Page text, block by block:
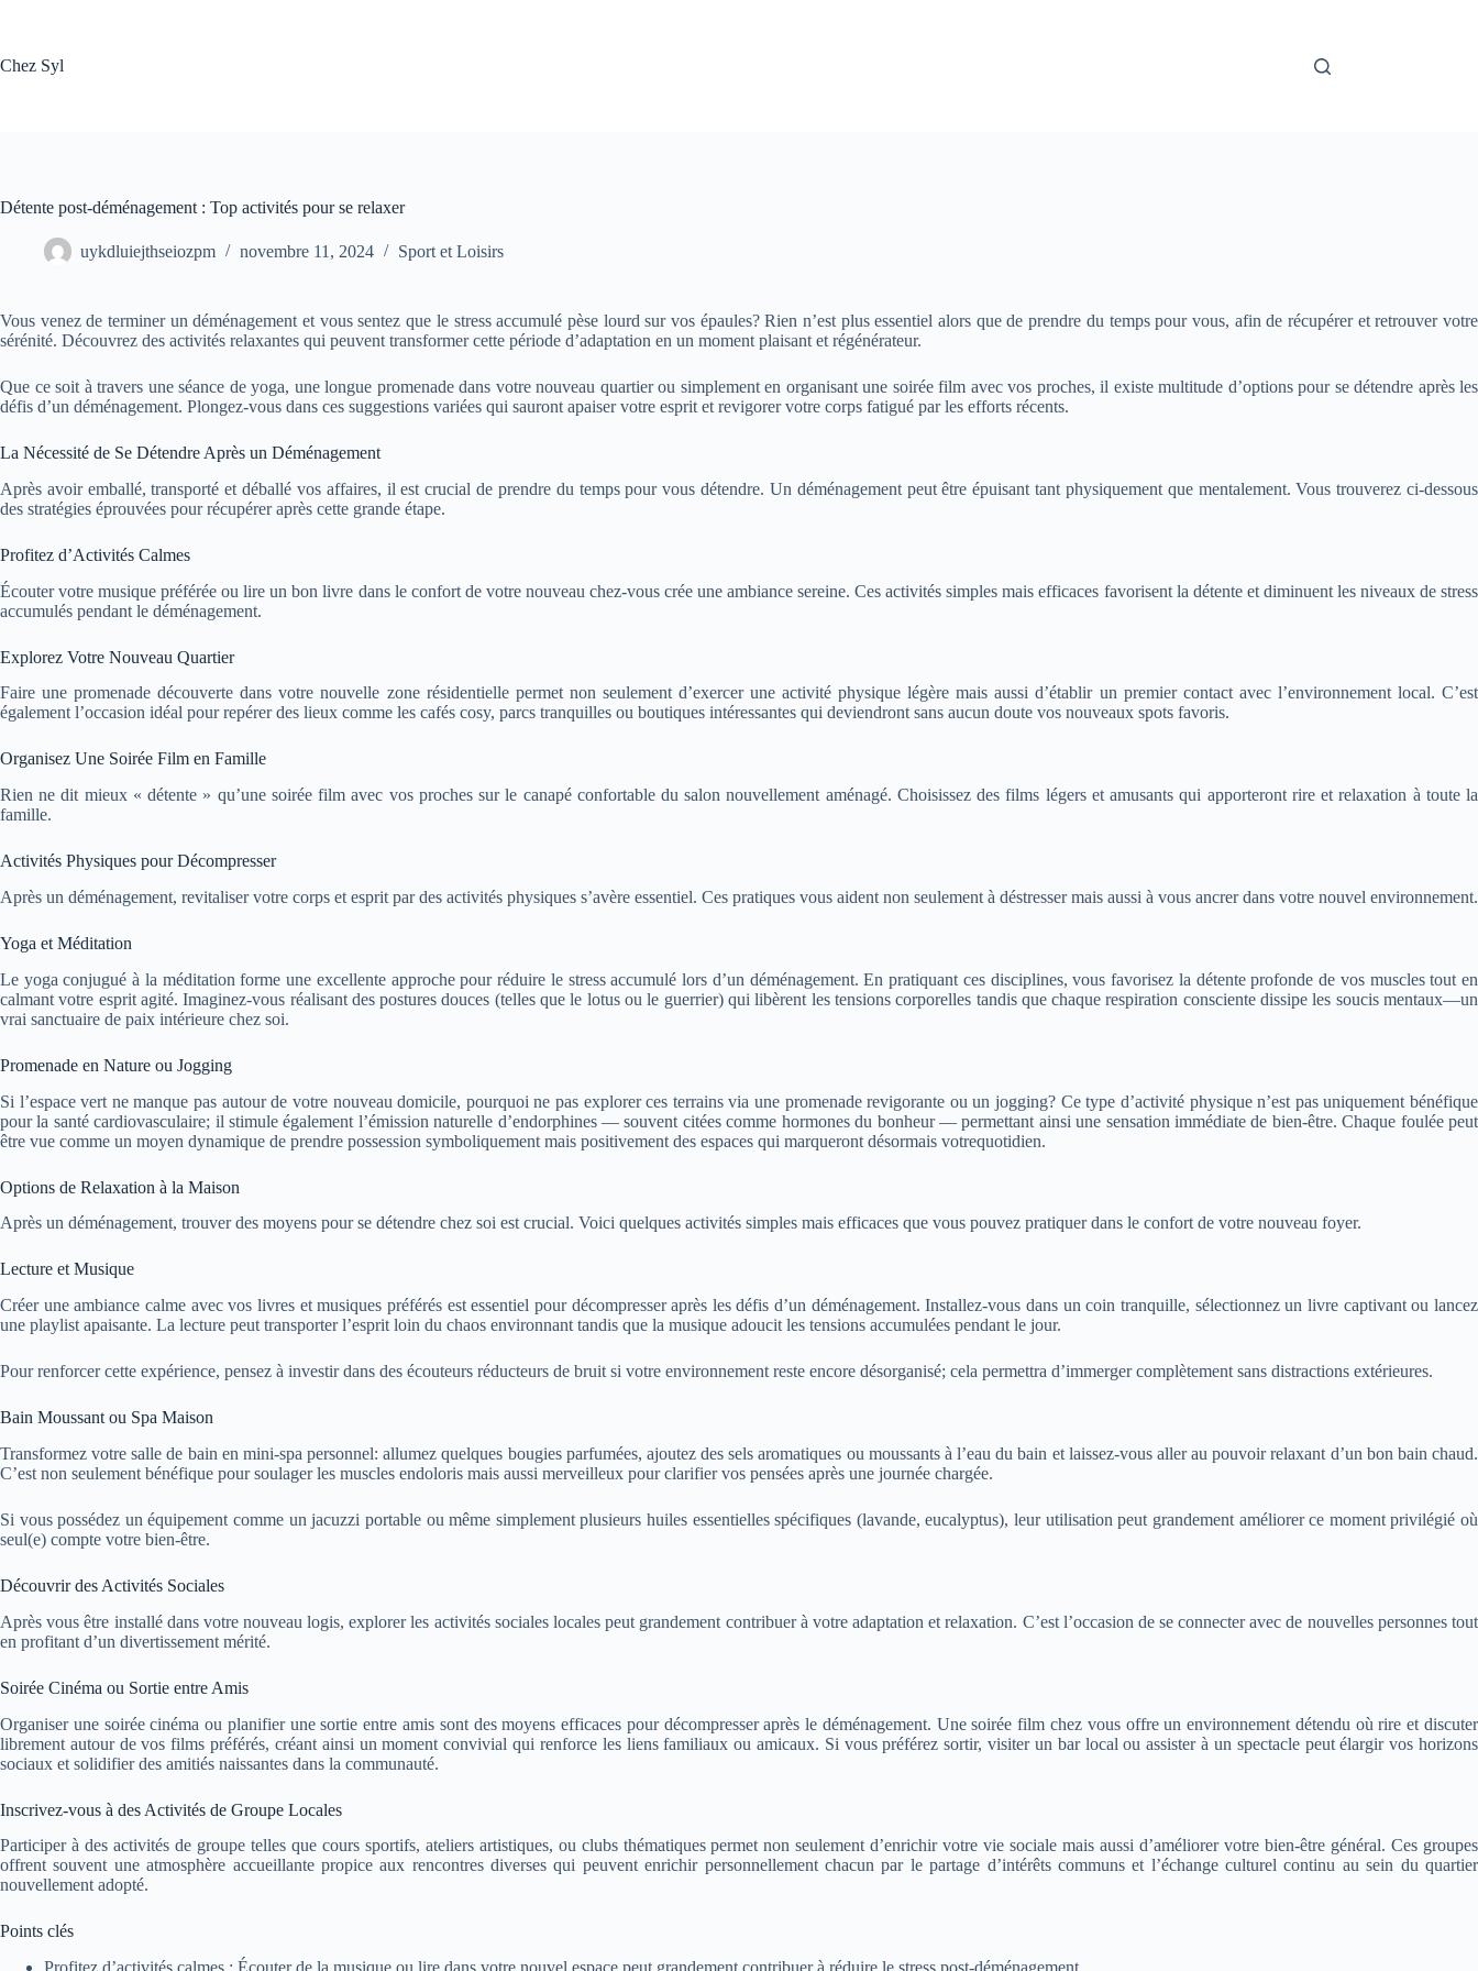
Chez Syl
Détente post-déménagement : Top activités pour se relaxer
uykdluiejthseiozpm novembre 11, 2024 Sport et Loisirs
Vous venez de terminer un déménagement et vous sentez que le stress accumulé pèse lourd sur vos épaules? Rien n’est plus essentiel alors que de prendre du temps pour vous, afin de récupérer et retrouver votre
sérénité. Découvrez des activités relaxantes qui peuvent transformer cette période d’adaptation en un moment plaisant et régénérateur.
Que ce soit à travers une séance de yoga, une longue promenade dans votre nouveau quartier ou simplement en organisant une soirée film avec vos proches, il existe multitude d’options pour se détendre après les
défis d’un déménagement. Plongez-vous dans ces suggestions variées qui sauront apaiser votre esprit et revigorer votre corps fatigué par les efforts récents.
La Nécessité de Se Détendre Après un Déménagement
Après avoir emballé, transporté et déballé vos affaires, il est crucial de prendre du temps pour vous détendre. Un déménagement peut être épuisant tant physiquement que mentalement. Vous trouverez ci-dessous
des stratégies éprouvées pour récupérer après cette grande étape.
Profitez d’Activités Calmes
Écouter votre musique préférée ou lire un bon livre dans le confort de votre nouveau chez-vous crée une ambiance sereine. Ces activités simples mais efficaces favorisent la détente et diminuent les niveaux de stress
accumulés pendant le déménagement.
Explorez Votre Nouveau Quartier
Faire une promenade découverte dans votre nouvelle zone résidentielle permet non seulement d’exercer une activité physique légère mais aussi d’établir un premier contact avec l’environnement local. C’est
également l’occasion idéal pour repérer des lieux comme les cafés cosy, parcs tranquilles ou boutiques intéressantes qui deviendront sans aucun doute vos nouveaux spots favoris.
Organisez Une Soirée Film en Famille
Rien ne dit mieux « détente » qu’une soirée film avec vos proches sur le canapé confortable du salon nouvellement aménagé. Choisissez des films légers et amusants qui apporteront rire et relaxation à toute la
famille.
Activités Physiques pour Décompresser
Après un déménagement, revitaliser votre corps et esprit par des activités physiques s’avère essentiel. Ces pratiques vous aident non seulement à déstresser mais aussi à vous ancrer dans votre nouvel environnement.
Yoga et Méditation
Le yoga conjugué à la méditation forme une excellente approche pour réduire le stress accumulé lors d’un déménagement. En pratiquant ces disciplines, vous favorisez la détente profonde de vos muscles tout en
calmant votre esprit agité. Imaginez-vous réalisant des postures douces (telles que le lotus ou le guerrier) qui libèrent les tensions corporelles tandis que chaque respiration consciente dissipe les soucis mentaux—un
vrai sanctuaire de paix intérieure chez soi.
Promenade en Nature ou Jogging
Si l’espace vert ne manque pas autour de votre nouveau domicile, pourquoi ne pas explorer ces terrains via une promenade revigorante ou un jogging? Ce type d’activité physique n’est pas uniquement bénéfique
pour la santé cardiovasculaire; il stimule également l’émission naturelle d’endorphines — souvent citées comme hormones du bonheur — permettant ainsi une sensation immédiate de bien-être. Chaque foulée peut
être vue comme un moyen dynamique de prendre possession symboliquement mais positivement des espaces qui marqueront désormais votrequotidien.
Options de Relaxation à la Maison
Après un déménagement, trouver des moyens pour se détendre chez soi est crucial. Voici quelques activités simples mais efficaces que vous pouvez pratiquer dans le confort de votre nouveau foyer.
Lecture et Musique
Créer une ambiance calme avec vos livres et musiques préférés est essentiel pour décompresser après les défis d’un déménagement. Installez-vous dans un coin tranquille, sélectionnez un livre captivant ou lancez
une playlist apaisante. La lecture peut transporter l’esprit loin du chaos environnant tandis que la musique adoucit les tensions accumulées pendant le jour.
Pour renforcer cette expérience, pensez à investir dans des écouteurs réducteurs de bruit si votre environnement reste encore désorganisé; cela permettra d’immerger complètement sans distractions extérieures.
Bain Moussant ou Spa Maison
Transformez votre salle de bain en mini-spa personnel: allumez quelques bougies parfumées, ajoutez des sels aromatiques ou moussants à l’eau du bain et laissez-vous aller au pouvoir relaxant d’un bon bain chaud.
C’est non seulement bénéfique pour soulager les muscles endoloris mais aussi merveilleux pour clarifier vos pensées après une journée chargée.
Si vous possédez un équipement comme un jacuzzi portable ou même simplement plusieurs huiles essentielles spécifiques (lavande, eucalyptus), leur utilisation peut grandement améliorer ce moment privilégié où
seul(e) compte votre bien-être.
Découvrir des Activités Sociales
Après vous être installé dans votre nouveau logis, explorer les activités sociales locales peut grandement contribuer à votre adaptation et relaxation. C’est l’occasion de se connecter avec de nouvelles personnes tout
en profitant d’un divertissement mérité.
Soirée Cinéma ou Sortie entre Amis
Organiser une soirée cinéma ou planifier une sortie entre amis sont des moyens efficaces pour décompresser après le déménagement. Une soirée film chez vous offre un environnement détendu où rire et discuter
librement autour de vos films préférés, créant ainsi un moment convivial qui renforce les liens familiaux ou amicaux. Si vous préférez sortir, visiter un bar local ou assister à un spectacle peut élargir vos horizons
sociaux et solidifier des amitiés naissantes dans la communauté.
Inscrivez-vous à des Activités de Groupe Locales
Participer à des activités de groupe telles que cours sportifs, ateliers artistiques, ou clubs thématiques permet non seulement d’enrichir votre vie sociale mais aussi d’améliorer votre bien-être général. Ces groupes
offrent souvent une atmosphère accueillante propice aux rencontres diverses qui peuvent enrichir personnellement chacun par le partage d’intérêts communs et l’échange culturel continu au sein du quartier
nouvellement adopté.
Points clés